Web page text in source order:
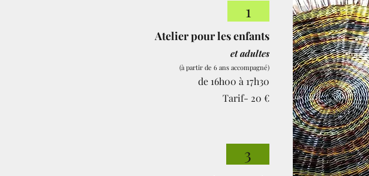
1
Atelierpour les enfants
​et adultes
(à partir de 6 ans accompagné)
de 16h00 à 17h30
Tarif- 20 €
3